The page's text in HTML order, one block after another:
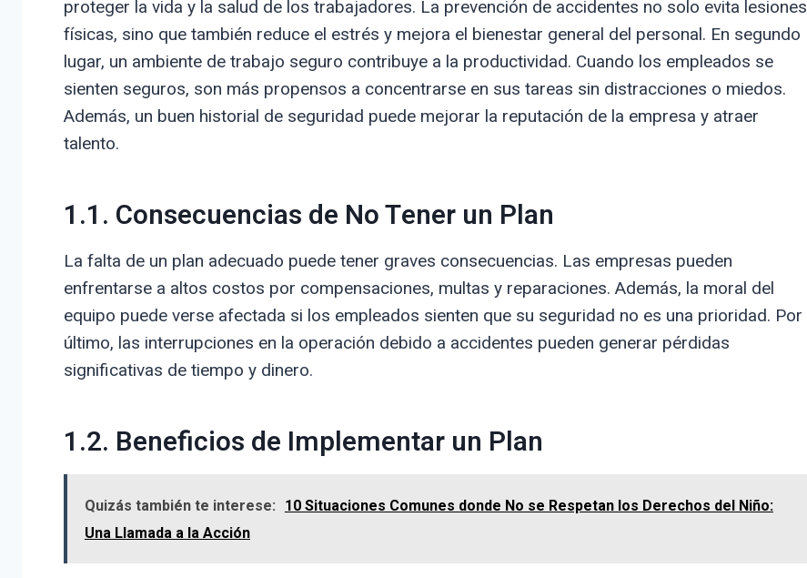
proteger la vida y la salud de los trabajadores. La prevención de accidentes no solo evita lesiones
físicas, sino que también reduce el estrés y mejora el bienestar general del personal. En segundo
lugar, un ambiente de trabajo seguro contribuye a la productividad. Cuando los empleados se
sienten seguros, son más propensos a concentrarse en sus tareas sin distracciones o miedos.
Además, un buen historial de seguridad puede mejorar la reputación de la empresa y atraer
talento.
1.1. Consecuencias de No Tener un Plan
La falta de un plan adecuado puede tener graves consecuencias. Las empresas pueden
enfrentarse a altos costos por compensaciones, multas y reparaciones. Además, la moral del
equipo puede verse afectada si los empleados sienten que su seguridad no es una prioridad. Por
último, las interrupciones en la operación debido a accidentes pueden generar pérdidas
significativas de tiempo y dinero.
1.2. Beneficios de Implementar un Plan
Quizás también te interese:
10 Situaciones Comunes donde No se Respetan los Derechos del Niño:
Una Llamada a la Acción